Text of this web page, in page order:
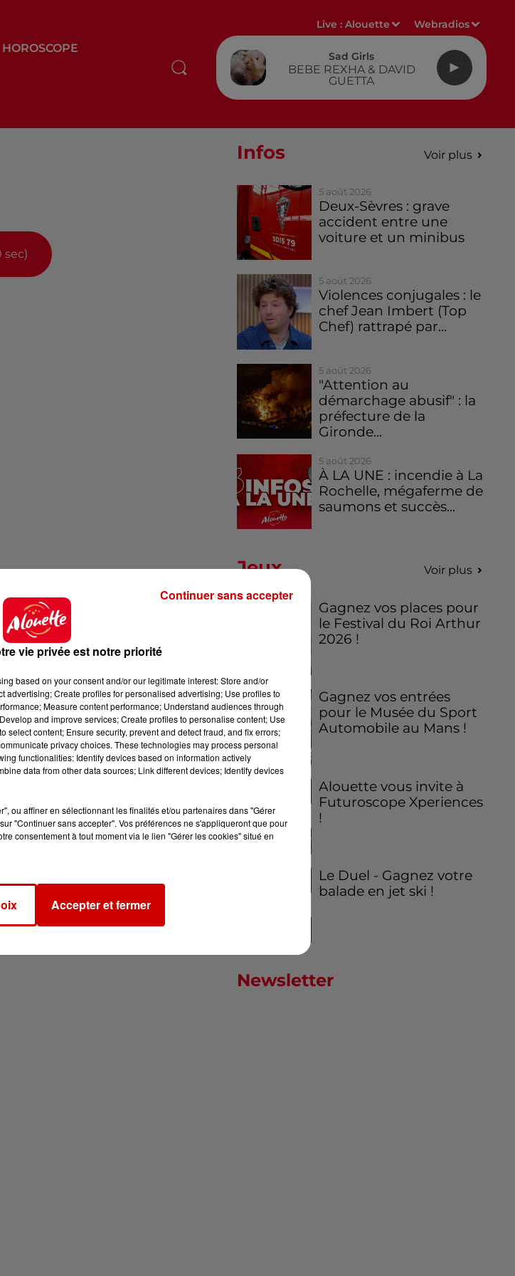
HOROSCOPE
Live :Alouette Webradios
Sad Girls
BEBE REXHA & DAVID
GUETTA
sec)
Infos Voir plus
5 août 2026
Deux-Sèvres : grave
accident entre une
voiture et un minibus
5 août 2026
Violences conjugales : le
chef Jean Imbert (Top
Chef) rattrapé par...
5 août 2026
"Attention au
démarchage abusif" : la
préfecture de la
Gironde...
5 août 2026
À LA UNE : incendie à La
Rochelle, mégaferme de
saumons et succès...
Jeux Voir plus
Gagnez vos places pour
le Festival du Roi Arthur
2026 !
Gagnez vos entrées
pour le Musée du Sport
Automobile au Mans !
Alouette vous invite à
Futuroscope Xperiences
!
Le Duel - Gagnez votre
balade en jet ski !
Newsletter
vie privée est notre priorité
based on your consent and/or our legitimate interest: Store and/or
advertising; Create profiles for personalised advertising; Use profiles to
Measure content performance; Understand audiences through
and improve services; Create profiles to personalise content; Use
content; Ensure security, prevent and detect fraud, and fix errors;
privacy choices. These technologies may process personal
functionalities: Identify devices based on information actively
data from other data sources; Link different devices; Identify devices
ou affiner en sélectionnant les finalités et/ou partenaires dans "Gérer
"Continuer sans accepter". Vos préférences ne s'appliqueront que pour
consentement à tout moment via le lien "Gérer les cookies" situé en
Accepter et fermer
Continuer sans accepter